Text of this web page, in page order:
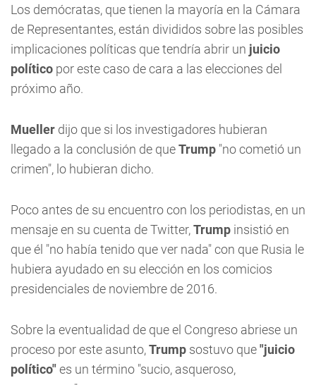
Los demócratas, que tienen la mayoría en la Cámara
de Representantes, están divididos sobre las posibles
implicaciones políticas que tendría abrir un juicio
político por este caso de cara a las elecciones del
próximo año.
Mueller dijo que si los investigadores hubieran
llegado a la conclusión de queTrump "no cometió un
crimen", lo hubieran dicho.
Poco antes de su encuentro con los periodistas, en un
mensaje en su cuenta de Twitter,Trump insistió en
que él "no había tenido que ver nada" con que Rusia le
hubiera ayudado en su elección en los comicios
presidenciales de noviembre de 2016.
Sobre la eventualidad de que el Congreso abriese un
proceso por este asunto,Trump sostuvo que"juicio
político"es un término "sucio, asqueroso,